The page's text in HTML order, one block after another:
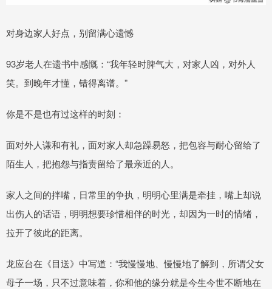
对身边家人好点，别留满心遗憾
93岁老人在遗书中感慨：“我年轻时脾气大，对家人凶，对外人
笑。到晚年才懂，错得离谱。”
你是不是也有过这样的时刻：
面对外人谦和有礼，面对家人却急躁易怒，把包容与耐心留给了
陌生人，把抱怨与指责留给了最亲近的人。
家人之间的拌嘴，日常里的争执，明明心里满是牵挂，嘴上却说
出伤人的话语，明明想要珍惜相伴的时光，却因为一时的情绪，
拉开了彼此的距离。
龙应台在《目送》中写道：“我慢慢地、慢慢地了解到，所谓父女
母子一场，只不过意味着，你和他的缘分就是今生今世不断地在